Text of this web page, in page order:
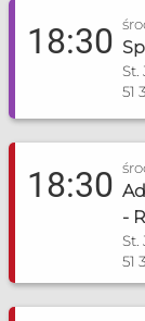
+49 521
+49 521
Więcej
Zakres
18:30
St.
51
18:30
-
St.
51